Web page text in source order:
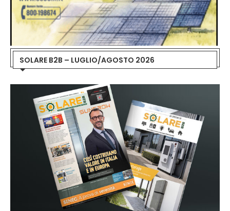
SOLARE B2B – LUGLIO/AGOSTO 2026